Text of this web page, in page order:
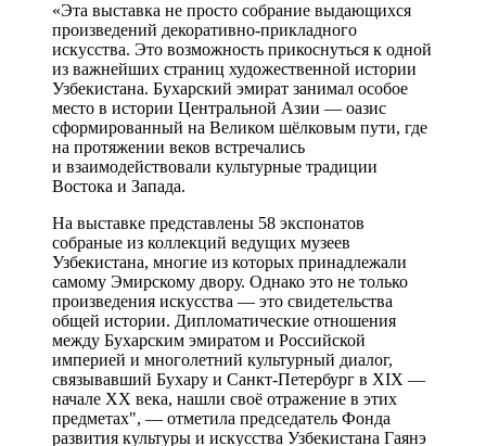
«Эта выставка не просто собрание выдающихся
произведений декоративно-прикладного
искусства. Это возможность прикоснуться к одной
из важнейших страниц художественной истории
Узбекистана. Бухарский эмират занимал особое
место в истории Центральной Азии — оазис
сформированный на Великом шёлковым пути, где
на протяжении веков встречались
и взаимодействовали культурные традиции
Востока и Запада.
На выставке представлены 58 экспонатов
собраные из коллекций ведущих музеев
Узбекистана, многие из которых принадлежали
самому Эмирскому двору. Однако это не только
произведения искусства — это свидетельства
общей истории. Дипломатические отношения
между Бухарским эмиратом и Российской
империей и многолетний культурный диалог,
связывавший Бухару и Санкт-Петербург в XIX —
начале XX века, нашли своё отражение в этих
предметах", — отметила председатель Фонда
развития культуры и искусства Узбекистана Гаянэ